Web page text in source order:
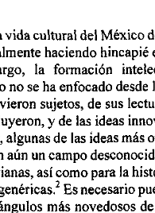
cultural del México
haciendo hincapié
la formación
no se ha enfocado desde
vieron sujetos, de sus
y de las ideas
algunas de las ideas más
aún un campo
así como para la
Es necesario
más novedosos